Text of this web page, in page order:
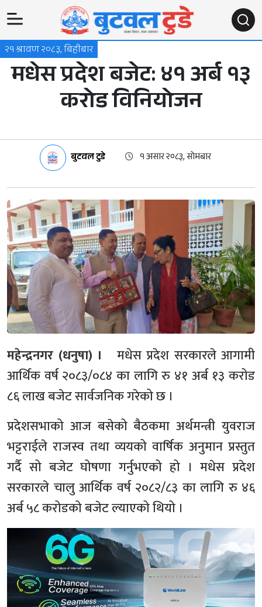
२१ श्रावण २०८३, बिहीबार
मधेस प्रदेश बजेट: ४१ अर्ब १३
करोड विनियोजन
बुटवल टुडे १ असार २०८३, सोमबार
महेन्द्रनगर (धनुषा) । मधेस प्रदेश सरकारले आगामी
आर्थिक वर्ष २०८३/०८४ का लागि रु ४१ अर्ब १३ करोड
८६ लाख बजेट सार्वजनिक गरेको छ ।
प्रदेशसभाको आज बसेको बैठकमा अर्थमन्त्री युवराज
भट्टराईले राजस्व तथा व्ययको वार्षिक अनुमान प्रस्तुत
गर्दै सो बजेट घोषणा गर्नुभएको हो । मधेस प्रदेश
सरकारले चालु आर्थिक वर्ष २०८२/८३ का लागि रु ४६
अर्ब ५८ करोडको बजेट ल्याएको थियो ।